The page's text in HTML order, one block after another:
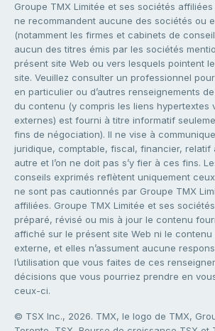
Groupe TMX Limitée et ses sociétés
ne recommandent aucune des sociétés ou
(notamment les firmes et cabinets de
aucun des titres émis par les sociétés
présent site Web ou vers lesquels pointent
site. Veuillez consulter un professionnel
en particulier ou d’autres renseignements de
du contenu (y compris les liens hypertextes
externes) est fourni à titre informatif
fins de négociation). Il ne vise à
juridique, comptable, fiscal, financier, relatif
autre et l’on ne doit pas s’y fier à ces fins.
conseils exprimés reflètent uniquement
ne sont pas cautionnés par Groupe TMX
affiliées. Groupe TMX Limitée et ses
préparé, révisé ou mis à jour le contenu
affiché sur le présent site Web ni le contenu
externe, et elles n’assument aucune
l’utilisation que vous faites de ces
décisions que vous pourriez prendre en
ceux-ci.
© TSX Inc., 2026. TMX, le logo de TMX,